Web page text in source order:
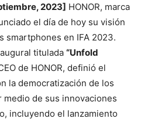
2023] HONOR, marca
el día de hoy su visión
smartphones en IFA 2023.
titulada “Unfold
de HONOR, definió el
la democratización de los
de sus innovaciones
incluyendo el lanzamiento